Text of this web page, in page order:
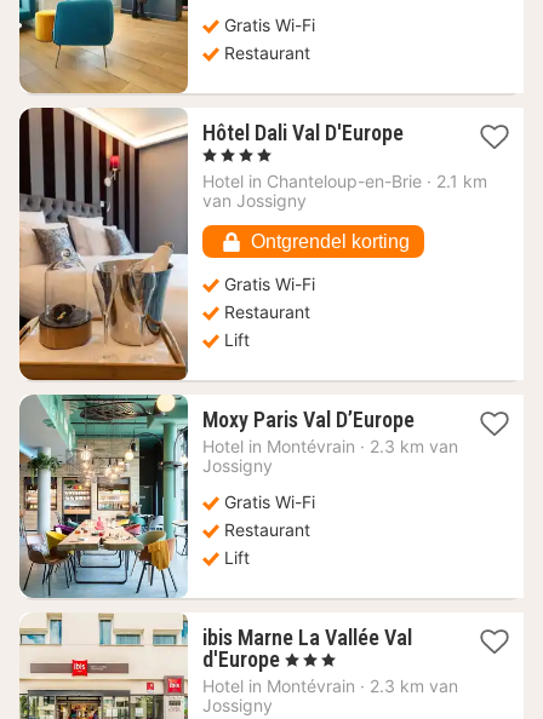
Gratis Wi-Fi
Restaurant
Hôtel Dali Val D'Europe1
vanaf
, 4 Sterren
Hotel in Chanteloup-en-Brie · 2.1 km
van Jossigny
Ontgrendel korting
Gratis Wi-Fi
Restaurant
Lift
Moxy Paris Val D’Europe1
nacht
Hotel in Montévrain · 2.3 km van
Jossigny
Gratis Wi-Fi
Restaurant
Lift
ibis Marne La Vallée Val
d'Europe 1
nacht
, 3 Sterren
Hotel in Montévrain · 2.3 km van
Jossigny